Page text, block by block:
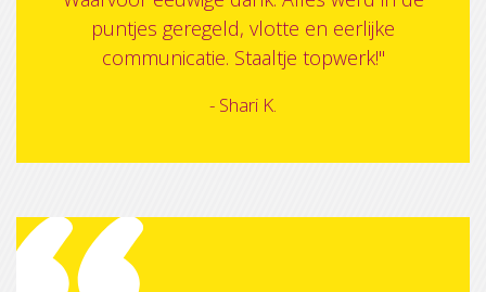
puntjes geregeld, vlotte en eerlijke
communicatie. Staaltje topwerk!"
- Shari K.